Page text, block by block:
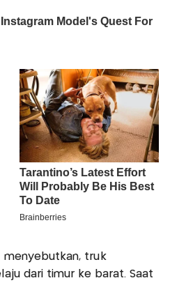
menyebutkan, truk
dari timur ke barat. Saat